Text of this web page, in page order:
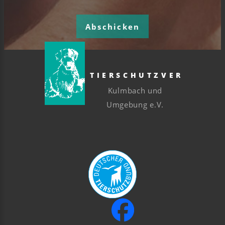
Abschicken
TIERSCHUTZVEREIN
Kulmbach und
Umgebung e.V.